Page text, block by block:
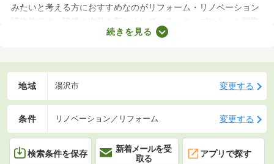
みたいと考える方におすすめなのがリフォーム・リノベーション
済物件です。設備や内装を新しくしている・ニーズにあった間取
りに変えているなど、住みやすさが格段にアップしていることが
べて、気になるお部屋を見つけましょう。
続きを見る
地域 湯沢市 変更する
条件 リノベーション／リフォーム 変更する
検索条件を保存
新着メールを受
取る
アプリで探す